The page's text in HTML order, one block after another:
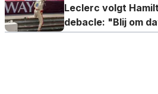
Leclerc volgt
debacle: "Blij om